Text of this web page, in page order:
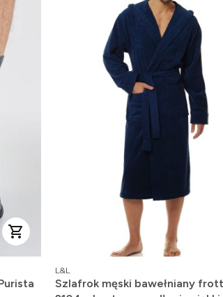
PRODUCENT
L&L
Szlafrok męski bawełniany